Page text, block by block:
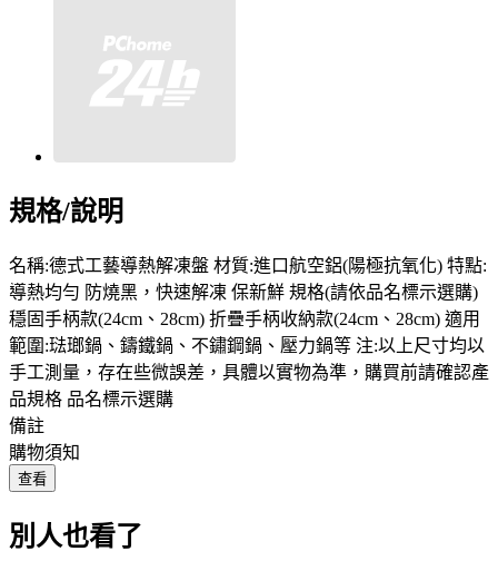
規格/說明
名稱:德式工藝導熱解凍盤 材質:進口航空鋁(陽極抗氧化) 特點:
導熱均勻 防燒黑，快速解凍 保新鮮 規格(請依品名標示選購)
穩固手柄款(24cm、28cm) 折疊手柄收納款(24cm、28cm) 適用
範圍:琺瑯鍋、鑄鐵鍋、不鏽鋼鍋、壓力鍋等 注:以上尺寸均以
手工測量，存在些微誤差，具體以實物為準，購買前請確認產
品規格 品名標示選購
備註
購物須知
查看
別人也看了